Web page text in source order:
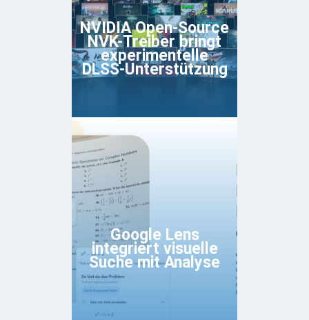
NVIDIA Open-Source
NVK-Treiber bringt
experimentelle
DLSS-Unterstützung
Google Lens
integriert visuelle
Suche mit Analyse